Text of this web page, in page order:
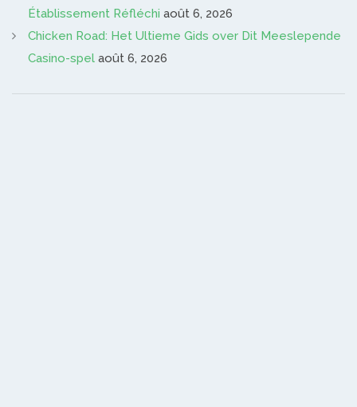
Établissement Réfléchi août 6, 2026
Chicken Road: Het Ultieme Gids over Dit Meeslepende
Casino-spel août 6, 2026